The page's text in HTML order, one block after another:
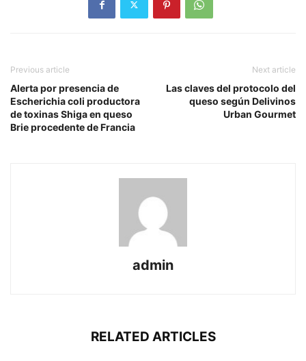
Previous article
Alerta por presencia de
Escherichia coli productora
de toxinas Shiga en queso
Brie procedente de Francia
Next article
Las claves del protocolo del
queso según Delivinos
Urban Gourmet
admin
RELATED ARTICLES